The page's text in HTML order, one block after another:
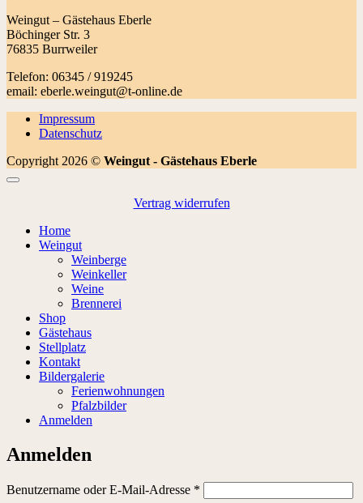
Weingut – Gästehaus Eberle
Böchinger Str. 3
76835 Burrweiler
Telefon: 06345 / 919245
email: eberle.weingut@t-online.de
Impressum
Datenschutz
Copyright 2026 © Weingut - Gästehaus Eberle
Vertrag widerrufen
Home
Weingut
Weinberge
Weinkeller
Weine
Brennerei
Shop
Gästehaus
Stellplatz
Kontakt
Bildergalerie
Ferienwohnungen
Pfalzbilder
Anmelden
Anmelden
Benutzername oder E-Mail-Adresse *